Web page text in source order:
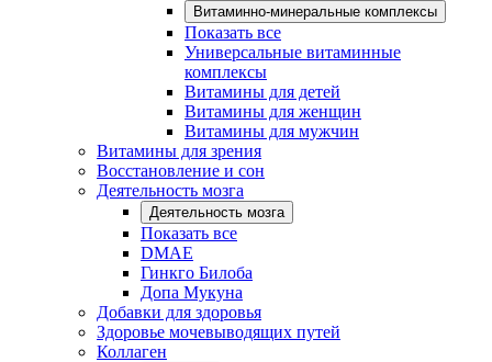
Витаминно-минеральные комплексы
Показать все
Универсальные витаминные
комплексы
Витамины для детей
Витамины для женщин
Витамины для мужчин
Витамины для зрения
Восстановление и сон
Деятельность мозга
Деятельность мозга
Показать все
DMAE
Гинкго Билоба
Допа Мукуна
Добавки для здоровья
Здоровье мочевыводящих путей
Коллаген